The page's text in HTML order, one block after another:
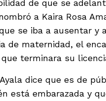
de que se
a Kaira Rosa
se iba a ausentar y
de maternidad, el
terminara su
dice que es de
está embarazada y